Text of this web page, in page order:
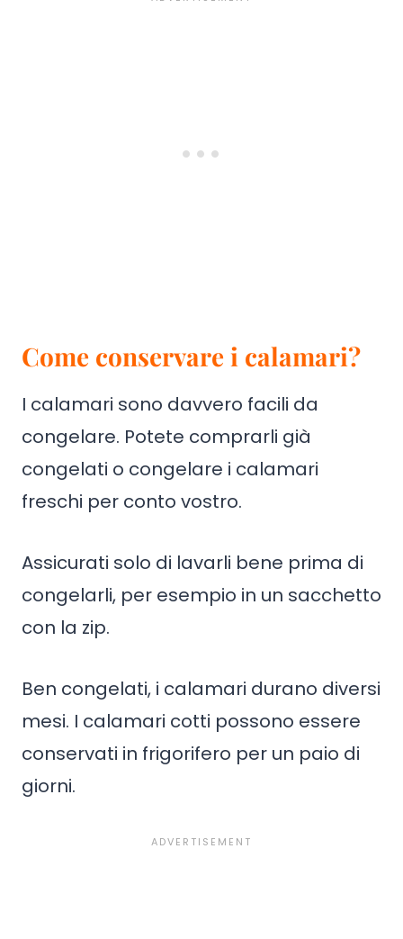
Come conservare i calamari?
I calamari sono davvero facili da
congelare. Potete comprarli già
congelati o congelare i calamari
freschi per conto vostro.
Assicurati solo di lavarli bene prima di
congelarli, per esempio in un sacchetto
con la zip.
Ben congelati, i calamari durano diversi
mesi. I calamari cotti possono essere
conservati in frigorifero per un paio di
giorni.